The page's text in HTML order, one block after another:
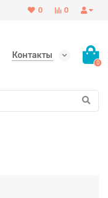
0
0
Контакты
0